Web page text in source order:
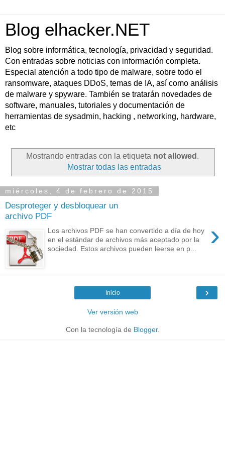
Blog elhacker.NET
Blog sobre informática, tecnología, privacidad y seguridad.
Con entradas sobre noticias con información completa.
Especial atención a todo tipo de malware, sobre todo el
ransomware, ataques DDoS, temas de IA, así como análisis
de malware y spyware. También se tratarán novedades de
software, manuales, tutoriales y documentación de
herramientas de sysadmin, hacking , networking, hardware,
etc
Mostrando entradas con la etiqueta not allowed .
Mostrar todas las entradas
miércoles, 4 de febrero de 2015
Desproteger y desbloquear un
archivo PDF
›
Los archivos PDF se han convertido a día de hoy
en el estándar de archivos más aceptado por la
sociedad. Estos archivos pueden leerse en p...
›
Inicio
Ver versión web
Con la tecnología de Blogger.